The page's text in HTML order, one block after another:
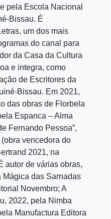
pela Escola Nacional
Bissau. É
um dos mais
do canal para
da Casa da Cultura
e integra, como
de Escritores da
Bissau. Em 2021,
das obras de Florbela
Espanca – Alma
Fernando Pessoa”,
vencedora do
2021, na
autor de várias obras,
Mágica das Sarnadas
Novembro; A
2022, pela Nimba
Manufactura Editora